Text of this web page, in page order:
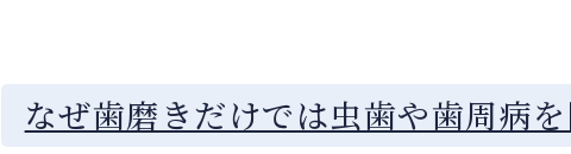
なぜ歯磨きだけでは虫歯や歯周病